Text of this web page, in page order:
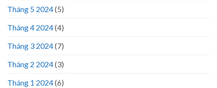
Tháng 5 2024(5)
Tháng 4 2024(4)
Tháng 3 2024(7)
Tháng 2 2024(3)
Tháng 1 2024(6)